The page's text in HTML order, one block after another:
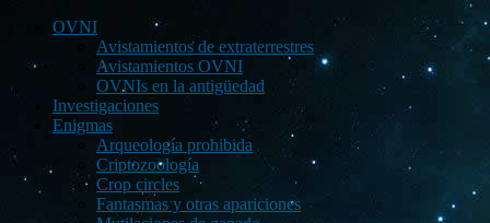
OVNI
Avistamientos de extraterrestres
Avistamientos OVNI
OVNIs en la antigüedad
Investigaciones
Enigmas
Arqueología prohibida
Criptozoología
Crop circles
Fantasmas y otras apariciones